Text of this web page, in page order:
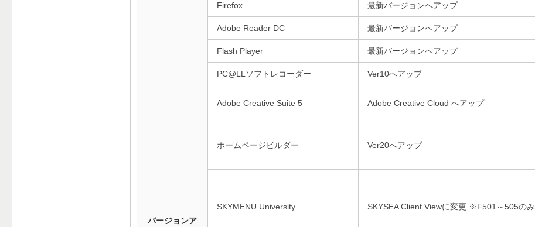
バージョンア
Firefox 最新バージョンへアップ
Adobe Reader DC 最新バージョンへアップ
Flash Player 最新バージョンへアップ
PC@LLソフトレコーダー Ver10へアップ
Adobe Creative Suite 5 Adobe Creative Cloud へアップ
ホームページビルダー Ver20へアップ
SKYMENU University SKYSEA Client Viewに変更 ※F501～505のみ